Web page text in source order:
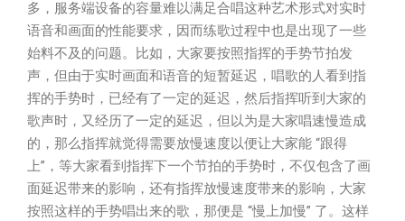
多，服务端设备的容量难以满足合唱这种艺术形式对实时
语音和画面的性能要求，因而练歌过程中也是出现了一些
始料不及的问题。比如，大家要按照指挥的手势节拍发
声，但由于实时画面和语音的短暂延迟，唱歌的人看到指
挥的手势时，已经有了一定的延迟，然后指挥听到大家的
歌声时，又经历了一定的延迟，但以为是大家唱速慢造成
的，那么指挥就觉得需要放慢速度以便让大家能 “跟得
上”，等大家看到指挥下一个节拍的手势时，不仅包含了画
面延迟带来的影响，还有指挥放慢速度带来的影响，大家
按照这样的手势唱出来的歌，那便是 “慢上加慢” 了。这样